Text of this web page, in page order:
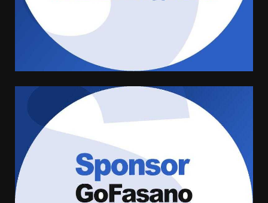
Carta d’identità: continua il piano
di aperture straordinarie del
Comune di Fasano
cittadina di Fratelli d’Italia,
pronta a tornare in Consiglio
comunale
6 Agosto 2026 08:00
Cura dei beni comuni e
cittadinanza attiva: online
l’avviso per la gestione
condivisa della Villetta di
Laureto